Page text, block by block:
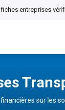
fiches entreprises
sur les